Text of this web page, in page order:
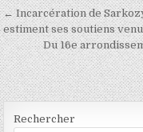
Navigation
de
l’article
← Incarcération de Sarkozy
estiment ses soutiens
Du 16e
Rechercher